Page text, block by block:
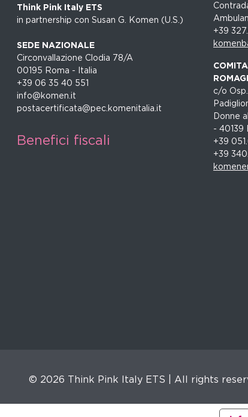
Think Pink Italy ETS
in partnership con Susan G. Komen (U.S.)
SEDE NAZIONALE
Circonvallazione Clodia 78/A
00195 Roma - Italia
+39 06 35 40 551
info@komen.it
postacertificata@pec.komenitalia.it
Benefici fiscali
+39
c/o
Donne
- 40139
+39
+39
© 2026 Think Pink Italy ETS | All rights